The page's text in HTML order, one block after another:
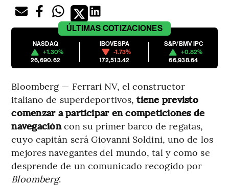
ÚLTIMAS COTIZACIONES
NASDAQ
+1.30%
26,690.62
IBOVESPA
-1.73%
172,513.42
S&P/BMV IPC
+0.82%
66,938.64
Bloomberg — Ferrari NV, el constructor
italiano de superdeportivos, tiene previsto
comenzar a participar en competiciones de
navegacióncon su primer barco de regatas,
cuyo capitán será Giovanni Soldini, uno de los
mejores navegantes del mundo, tal y como se
desprende de un comunicado recogido por
Bloomberg.